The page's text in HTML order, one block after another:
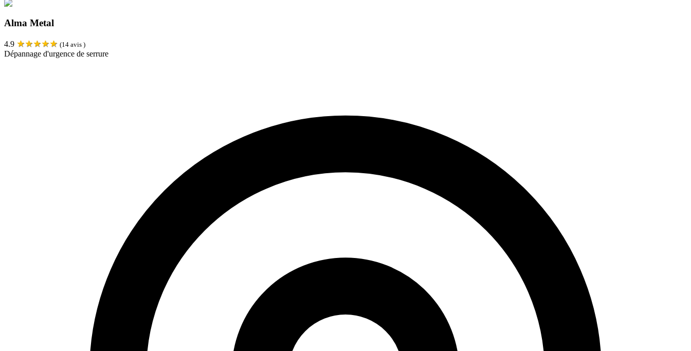
Alma Metal
4.9 ★★★★★ (14 avis )
Dépannage d'urgence de serrure